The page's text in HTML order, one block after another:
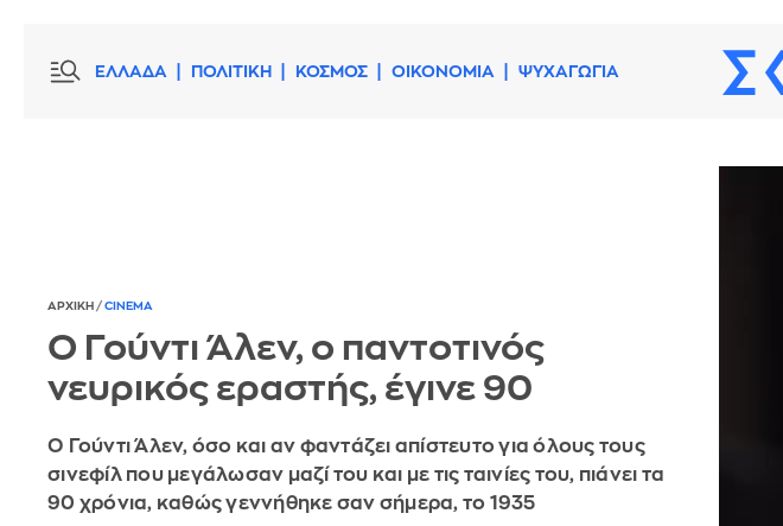
ΕΛΛΑΔΑ ΠΟΛΙΤΙΚΗ ΚΟΣΜΟΣ ΟΙΚΟΝΟΜΙΑ ΨΥΧΑΓΩΓΙΑ
ΑΡΧΙΚΗ / CINEMA
Ο Γούντι Άλεν, ο παντοτινός
νευρικός εραστής, έγινε 90
Ο Γούντι Άλεν, όσο και αν φαντάζει απίστευτο για όλους τους
σινεφίλ που μεγάλωσαν μαζί του και με τις ταινίες του, πιάνει τα
90 χρόνια, καθώς γεννήθηκε σαν σήμερα, το 1935